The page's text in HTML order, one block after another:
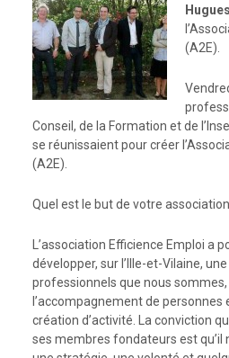
(A2E).
Conseil, de la Formation et de
se réunissaient pour créer
(A2E).
Quel est le but de votre
L’association Efficience Emploi a
développer, sur l’Ille-et-Vilaine,
professionnels que nous
l’accompagnement de personnes
création d’activité. La conviction
ses membres fondateurs est qu’il